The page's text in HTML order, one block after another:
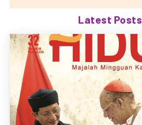
Latest Posts